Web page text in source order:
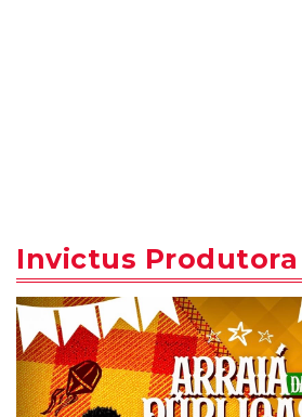
Invictus Produtora